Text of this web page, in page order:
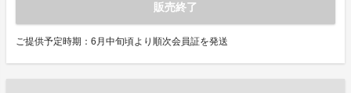
販売終了
ご提供予定時期：6月中旬頃より順次会員証を発送